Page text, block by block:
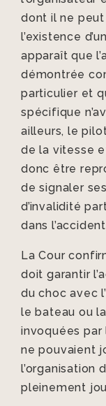
dont il ne peut
l’existence
apparaît que
démontrée
particulier et
spécifique
ailleurs, le
de la vitesse
donc être
de signaler
d’invalidité
dans
La Cour
doit garantir
du choc avec
le bateau ou
invoquées
ne pouvaient
l’organisation
pleinement